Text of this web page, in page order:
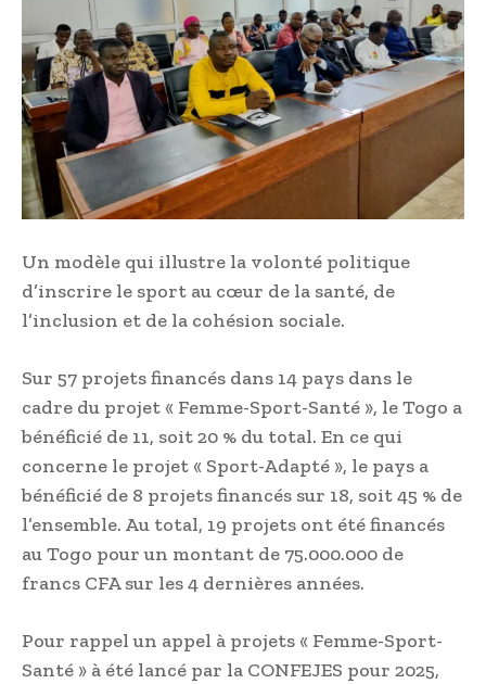
Un modèle qui illustre la volonté politique
d’inscrire le sport au cœur de la santé, de
l’inclusion et de la cohésion sociale.
Sur 57 projets financés dans 14 pays dans le
cadre du projet « Femme-Sport-Santé », le Togo a
bénéficié de 11, soit 20 % du total. En ce qui
concerne le projet « Sport-Adapté », le pays a
bénéficié de 8 projets financés sur 18, soit 45 % de
l’ensemble. Au total, 19 projets ont été financés
au Togo pour un montant de 75.000.000 de
francs CFA sur les 4 dernières années.
Pour rappel un appel à projets « Femme-Sport-
Santé » à été lancé par la CONFEJES pour 2025,